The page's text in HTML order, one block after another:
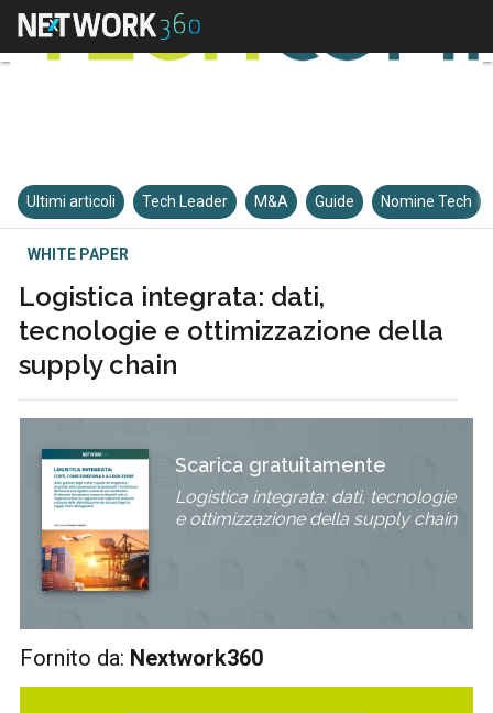
Ultimi articoli Tech Leader M&A Guide Nomine Tech
WHITE PAPER
Logistica integrata: dati,
tecnologie e ottimizzazione della
supply chain
Scarica gratuitamente
Logistica integrata: dati, tecnologie
e ottimizzazione della supply chain
Fornito da: Nextwork360